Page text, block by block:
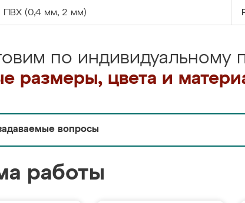
ПВХ (0,4 мм, 2 мм)
по индивидуальному
размеры, цвета и
вопросы
работы